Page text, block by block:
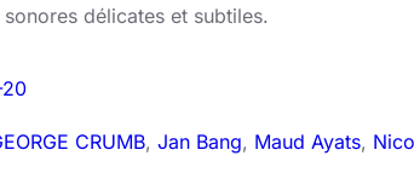
délicates et subtiles.
20
CRUMB, Jan Bang, Maud Ayats,